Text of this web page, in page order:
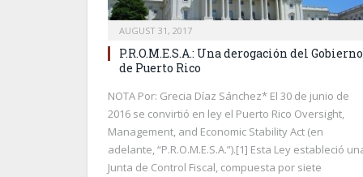
AUGUST 31, 2017
P.R.O.M.E.S.A.: Una derogación del Gobierno
de Puerto Rico
NOTA Por: Grecia Díaz Sánchez* El 30 de junio de
2016 se convirtió en ley el Puerto Rico Oversight,
Management, and Economic Stability Act (en
adelante, “P.R.O.M.E.S.A.”).[1] Esta Ley estableció
Junta de Control Fiscal, compuesta por siete